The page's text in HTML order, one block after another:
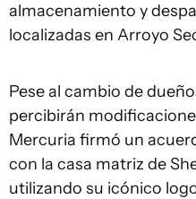
almacenamiento y
localizadas en Arroyo
Pese al cambio de
percibirán
Mercuria firmó un
con la casa matriz de
utilizando su icónico